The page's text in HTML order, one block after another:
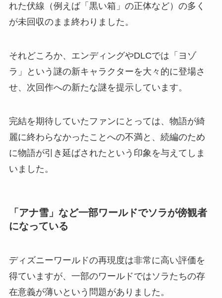
れた伏線（例えば「黒い箱」の正体など）の多く
が未回収のまま終わりました。
それどころか、エンディングやDLCでは「ヨゾ
ラ」という謎の新キャラクターを大々的に登場さ
せ、次回作への新たな謎を提示しています。
完結を期待していたファンにとっては、物語が綺
麗に終わらなかったことへの不満と、続編のため
に物語が引き延ばされたという印象を与えてしま
いました。
「アナ雪」など一部ワールドでソラが傍観者
になっている
ディズニーワールドの再現度は非常に高い評価を
得ていますが、一部のワールドではソラたちの存
在意義が薄いという問題がありました。